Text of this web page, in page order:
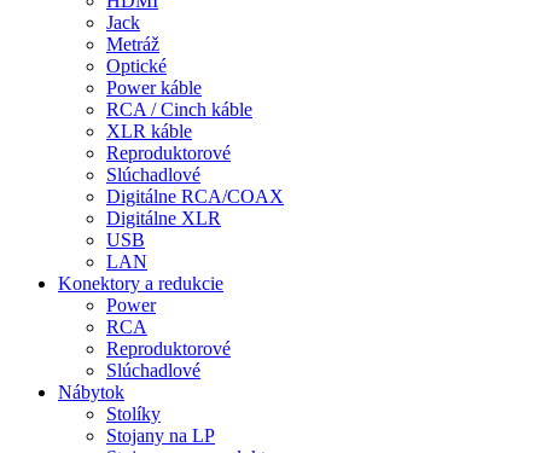
Jack
Metráž
Optické
Power káble
RCA / Cinch káble
XLR káble
Reproduktorové
Slúchadlové
Digitálne RCA/COAX
Digitálne XLR
USB
LAN
Konektory a redukcie
Power
RCA
Reproduktorové
Slúchadlové
Nábytok
Stolíky
Stojany na LP